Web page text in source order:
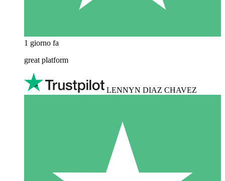
1 giorno fa
great platform
LENNYN DIAZ CHAVEZ